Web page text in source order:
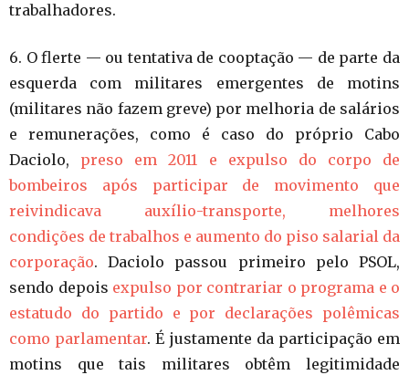
trabalhadores.
6. O flerte — ou tentativa de cooptação — de parte da
esquerda com militares emergentes de motins
(militares não fazem greve) por melhoria de salários
e remunerações, como é caso do próprio Cabo
Daciolo, preso em 2011 e expulso do corpo de
bombeiros após participar de movimento que
reivindicava auxílio-transporte, melhores
condições de trabalhos e aumento do piso salarial da
corporação. Daciolo passou primeiro pelo PSOL,
sendo depois expulso por contrariar o programa e o
estatudo do partido e por declarações polêmicas
como parlamentar. É justamente da participação em
motins que tais militares obtêm legitimidade